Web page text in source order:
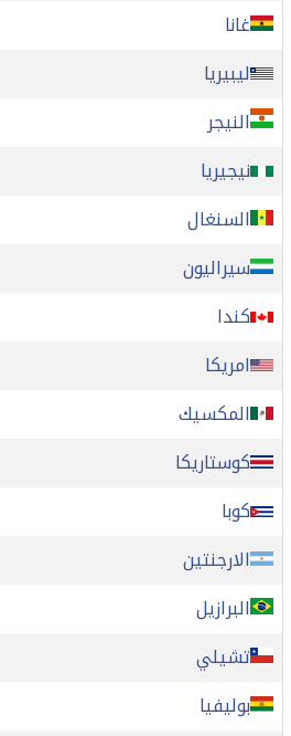
غانا
ليبيريا
النيجر
نيجيريا
السنغال
سيراليون
كندا
امريكا
المكسيك
كوستاريكا
كوبا
الارجنتين
البرازيل
تشيلي
بوليفيا